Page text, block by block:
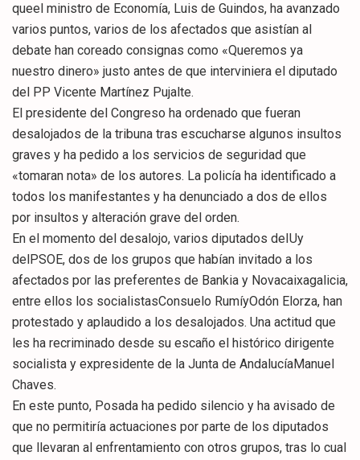
queel ministro de Economía, Luis de Guindos, ha avanzado
varios puntos, varios de los afectados que asistían al
debate han coreado consignas como «Queremos ya
nuestro dinero» justo antes de que interviniera el diputado
del PP Vicente Martínez Pujalte.
El presidente del Congreso ha ordenado que fueran
desalojados de la tribuna tras escucharse algunos insultos
graves y ha pedido a los servicios de seguridad que
«tomaran nota» de los autores. La policía ha identificado a
todos los manifestantes y ha denunciado a dos de ellos
por insultos y alteración grave del orden.
En el momento del desalojo, varios diputados deIUy
delPSOE, dos de los grupos que habían invitado a los
afectados por las preferentes de Bankia y Novacaixagalicia,
entre ellos los socialistasConsuelo RumíyOdón Elorza, han
protestado y aplaudido a los desalojados. Una actitud que
les ha recriminado desde su escaño el histórico dirigente
socialista y expresidente de la Junta de AndalucíaManuel
Chaves.
En este punto, Posada ha pedido silencio y ha avisado de
que no permitiría actuaciones por parte de los diputados
que llevaran al enfrentamiento con otros grupos, tras lo cual